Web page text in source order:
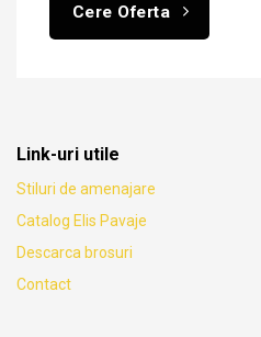
Cere Oferta
Link-uri utile
Stiluri de amenajare
Catalog Elis Pavaje
Descarca brosuri
Contact